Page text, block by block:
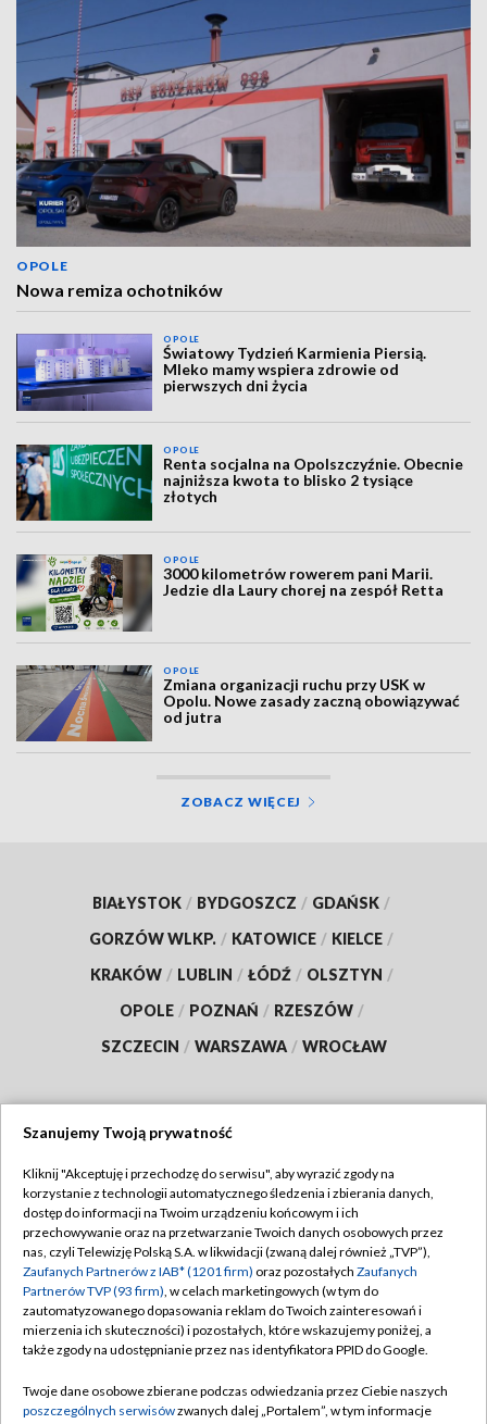
OPOLE
Nowa remiza ochotników
OPOLE
Światowy Tydzień Karmienia Piersią.
Mleko mamy wspiera zdrowie od
pierwszych dni życia
OPOLE
Renta socjalna na Opolszczyźnie. Obecnie
najniższa kwota to blisko 2 tysiące
złotych
OPOLE
3000 kilometrów rowerem pani Marii.
Jedzie dla Laury chorej na zespół Retta
OPOLE
Zmiana organizacji ruchu przy USK w
Opolu. Nowe zasady zaczną obowiązywać
od jutra
ZOBACZ WIĘCEJ
BIAŁYSTOK / BYDGOSZCZ / GDAŃSK /
GORZÓW WLKP. / KATOWICE / KIELCE /
KRAKÓW / LUBLIN / ŁÓDŹ / OLSZTYN /
OPOLE / POZNAŃ / RZESZÓW /
SZCZECIN / WARSZAWA / WROCŁAW
TVP
Abonament TVP
Emisja w TVP
Centrum informacji TVP
Naziemna Telewizja Cyfrowa
Rada Programowa
Regulamin TVP
Polityka prywatności
Moje zgody
Pomoc
Kontakt
Szanujemy Twoją prywatność
Kliknij "Akceptuję i przechodzę do serwisu", aby wyrazić zgody na
korzystanie z technologii automatycznego śledzenia i zbierania danych,
dostęp do informacji na Twoim urządzeniu końcowym i ich
przechowywanie oraz na przetwarzanie Twoich danych osobowych przez
nas, czyli Telewizję Polską S.A. w likwidacji (zwaną dalej również „TVP”),
Zaufanych Partnerów z IAB* (1201 firm) oraz pozostałych Zaufanych
Partnerów TVP (93 firm), w celach marketingowych (w tym do
zautomatyzowanego dopasowania reklam do Twoich zainteresowań i
mierzenia ich skuteczności) i pozostałych, które wskazujemy poniżej, a
także zgody na udostępnianie przez nas identyfikatora PPID do Google.
Twoje dane osobowe zbierane podczas odwiedzania przez Ciebie naszych
poszczególnych serwisówzwanych dalej „Portalem”, w tym informacje